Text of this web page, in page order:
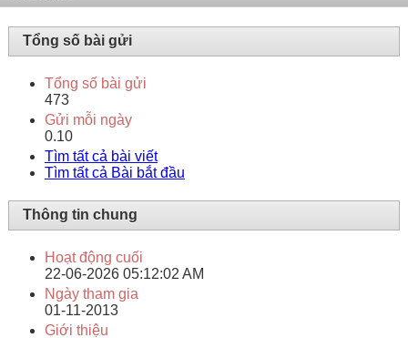
Tổng số bài gửi
Tổng số bài gửi
473
Gửi mỗi ngày
0.10
Tìm tất cả bài viết
Tìm tất cả Bài bắt đầu
Thông tin chung
Hoạt động cuối
22-06-2026 05:12:02 AM
Ngày tham gia
01-11-2013
Giới thiệu